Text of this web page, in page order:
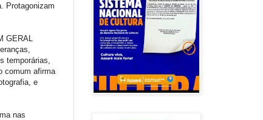
Protagonizam
GERAL
temporárias,
comum afirma
e
nas